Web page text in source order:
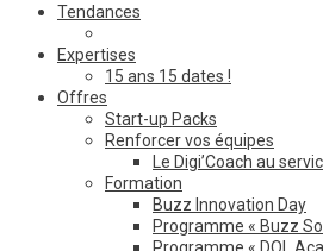
Tendances
Expertises
15 ans 15 dates !
Offres
Start-up Packs
Renforcer vos équipes
Le Digi’Coach au
Formation
Buzz Innovation Day
Programme « Buzz
Programme « DOL